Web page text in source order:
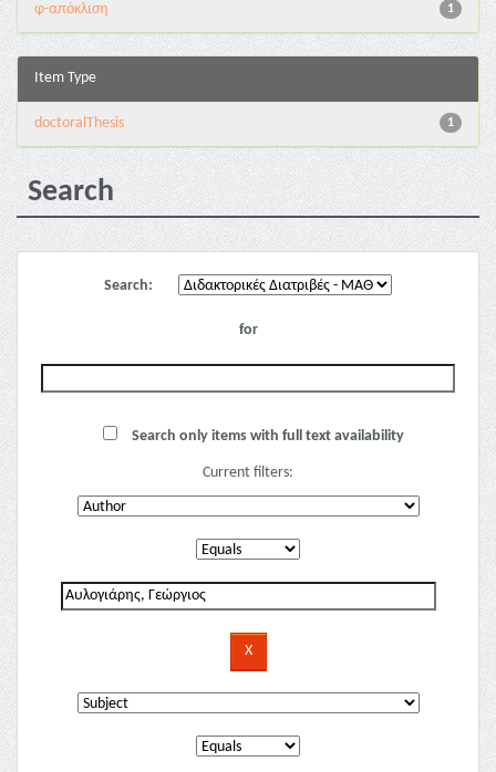
1
φ-απόκλιση
Item Type
1
doctoralThesis
Search
Search:
for
Search only items with full text availability
Current filters: